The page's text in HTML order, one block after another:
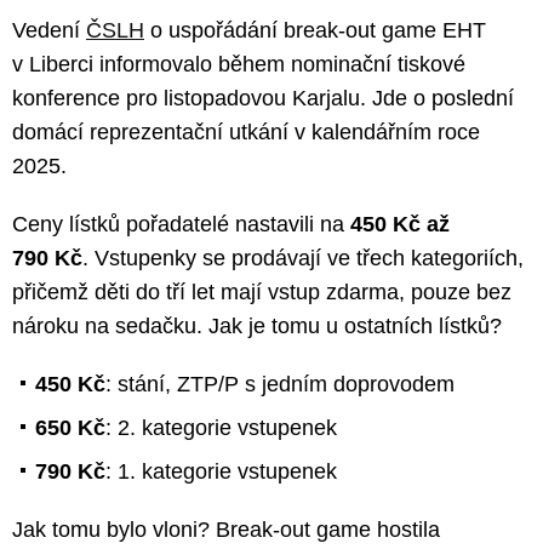
Vedení ČSLH o uspořádání break-out game EHT
v Liberci informovalo během nominační tiskové
konference pro listopadovou Karjalu. Jde o poslední
domácí reprezentační utkání v kalendářním roce
2025.
Ceny lístků pořadatelé nastavili na 450 Kč až
790 Kč. Vstupenky se prodávají ve třech kategoriích,
přičemž děti do tří let mají vstup zdarma, pouze bez
nároku na sedačku. Jak je tomu u ostatních lístků?
450 Kč: stání, ZTP/P s jedním doprovodem
650 Kč: 2. kategorie vstupenek
790 Kč: 1. kategorie vstupenek
Jak tomu bylo vloni? Break-out game hostila